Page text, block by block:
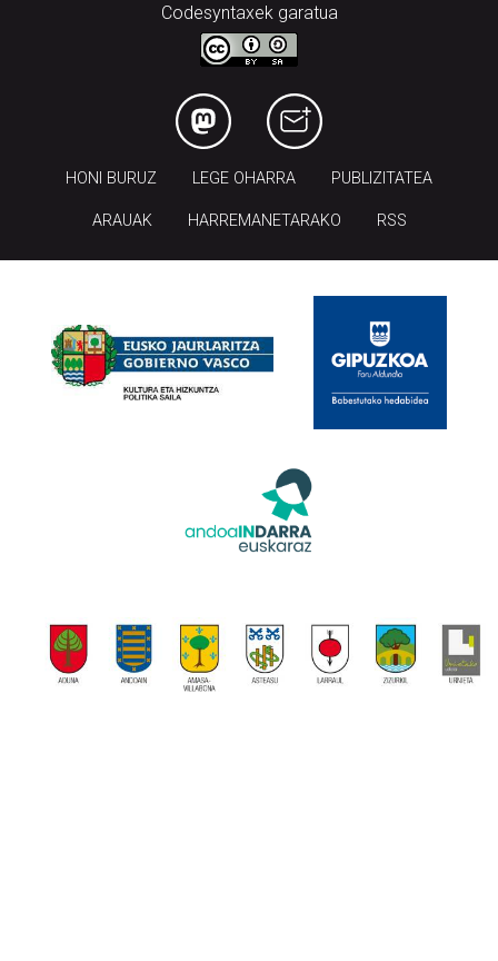
Codesyntaxek garatua
HONI BURUZ LEGE OHARRA PUBLIZITATEA
ARAUAK HARREMANETARAKO RSS